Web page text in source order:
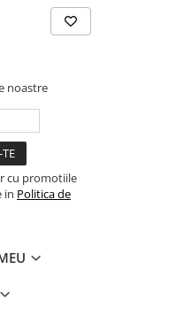
noastre
cu promotiile
in Politica de